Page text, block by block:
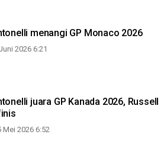
menangi GP Monaco 2026
2026 6:21
juara GP Kanada 2026, Russell
Mei 2026 6:52